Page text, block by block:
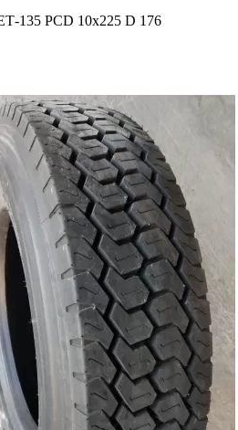
135 PCD 10x225 D 176